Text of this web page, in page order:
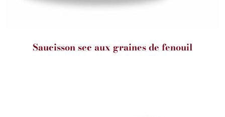
Saucisson sec aux graines de fenouil